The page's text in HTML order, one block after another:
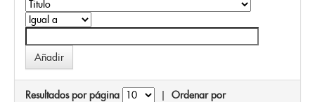
Resultados por página | Ordenar por